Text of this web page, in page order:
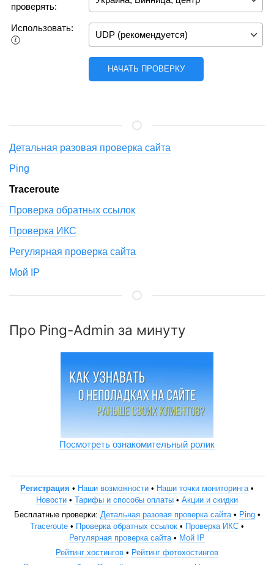
проверять:
Использовать:
Детальная разовая проверка сайта
Ping
Traceroute
Проверка обратных ссылок
Проверка ИКС
Регулярная проверка сайта
Мой IP
Про Ping-Admin за минуту
Посмотреть ознакомительный ролик
Регистрация • Наши возможности • Наши точки мониторинга •
Новости • Тарифы и способы оплаты • Акции и скидки
Бесплатные проверки: Детальная разовая проверка сайта• Ping•
Traceroute • Проверка обратных ссылок • Проверка ИКС •
Регулярная проверка сайта • Мой IP
Рейтинг хостингов • Рейтинг фотохостингов